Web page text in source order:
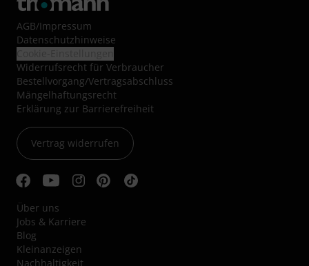
AGB/Impressum
Datenschutzhinweise
Widerrufsrecht für Verbraucher
Bestellvorgang/Vertragsabschluss
Mängelhaftungsrecht
Erklärung zur Barrierefreiheit
Vertrag widerrufen
Über uns
Jobs & Karriere
Blog
Kleinanzeigen
Nachhaltigkeit